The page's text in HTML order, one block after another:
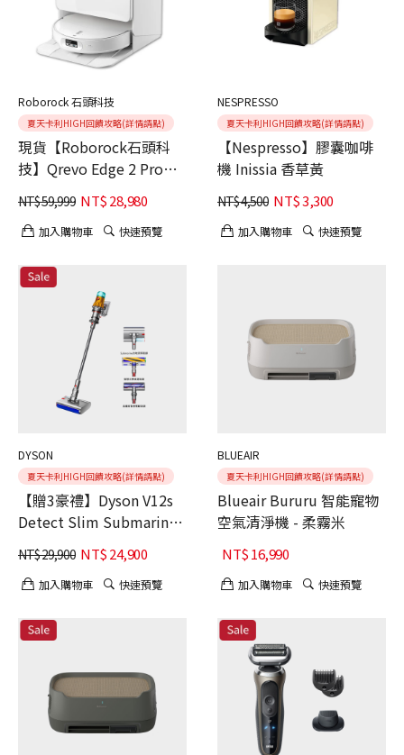
Roborock 石頭科技
夏天卡利HIGH回饋攻略(詳情請點)
現貨【Roborock石頭科
技】Qrevo Edge 2 Pro白
馬王子 熱浪席捲 潔淨之選
NT$59,999 NT$28,980
加入購物車 快速預覽
NESPRESSO
夏天卡利HIGH回饋攻略(詳情請點)
【Nespresso】膠囊咖啡
機 Inissia 香草黃
NT$4,500 NT$3,300
加入購物車 快速預覽
DYSON
夏天卡利HIGH回饋攻略(詳情請點)
【贈3豪禮】Dyson V12s
Detect Slim Submarine™
乾濕全能洗地吸塵器
NT$29,900 NT$24,900
加入購物車 快速預覽
BLUEAIR
夏天卡利HIGH回饋攻略(詳情請點)
Blueair Bururu 智能寵物
空氣清淨機 - 柔霧米
NT$16,990
加入購物車 快速預覽